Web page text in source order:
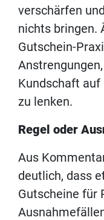
verschärfen
nichts bringen.
Gutschein-
Kundschaft
zu lenken.
Regel oder
Aus
deutlich, dass
Gutscheine für